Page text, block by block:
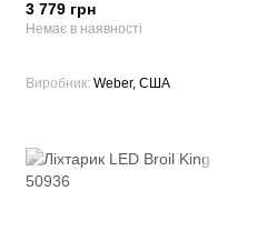
3 779 грн
Немає в наявності
Виробник Weber, США